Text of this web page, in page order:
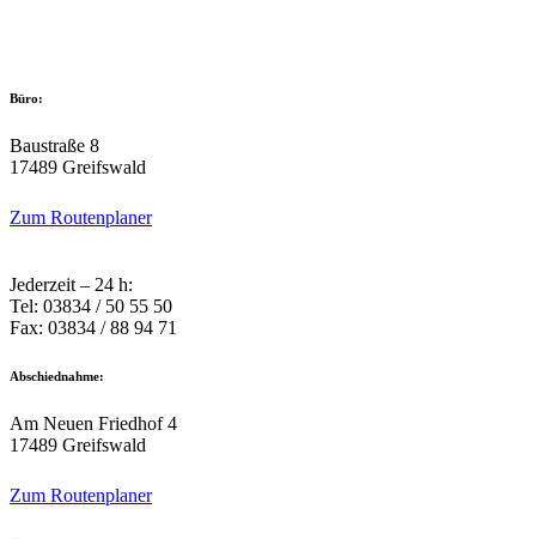
Büro:
Baustraße 8
17489 Greifswald
Zum Routenplaner
Jederzeit – 24 h:
Tel: 03834 / 50 55 50
Fax: 03834 / 88 94 71
Abschiednahme:
Am Neuen Friedhof 4
17489 Greifswald
Zum Routenplaner